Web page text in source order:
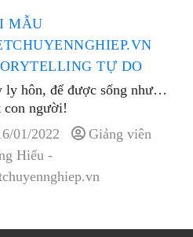
MẪU
TỰ DO
ly hôn, để được sống như…
con người!
01/2022
Giảng viên
Hiếu -